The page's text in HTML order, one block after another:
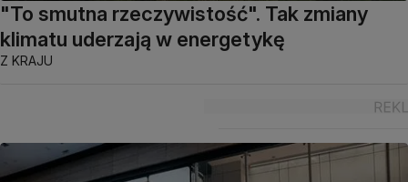
"To smutna rzeczywistość". Tak zmiany
klimatu uderzają w energetykę
Z KRAJU